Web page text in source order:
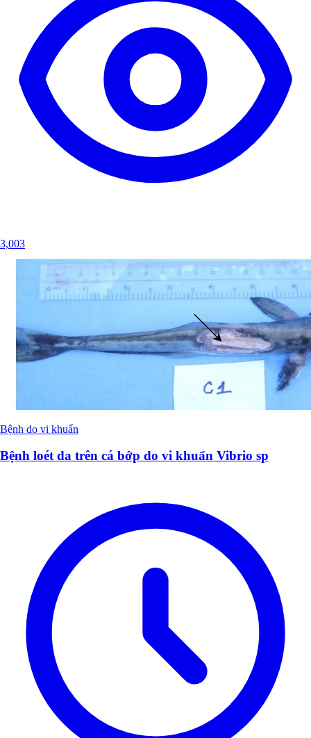
3,003
Bệnh do vi khuẩn
Bệnh loét da trên cá bớp do vi khuẩn Vibrio sp